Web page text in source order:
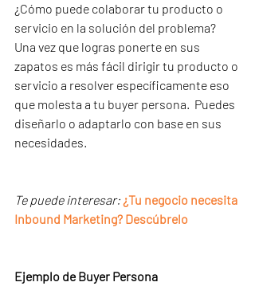
¿Cómo puede colaborar tu producto o
servicio en la solución del problema?
Una vez que logras ponerte en sus
zapatos es más fácil dirigir tu producto o
servicio a resolver específicamente eso
que molesta a tu buyer persona.  Puedes
diseñarlo o adaptarlo con base en sus
necesidades.
Te puede interesar: ¿Tu negocio necesita
Inbound Marketing? Descúbrelo
Ejemplo de Buyer Persona